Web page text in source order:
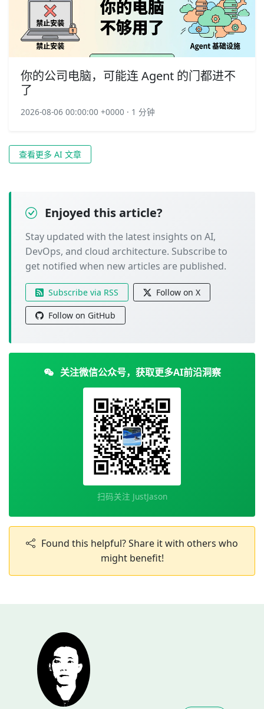
你的公司电脑，可能连 Agent 的门都进不
了
2026-08-06 00:00:00 +0000 · 1 分钟
查看更多 AI 文章
Enjoyed this article?
Stay updated with the latest insights on AI,
DevOps, and cloud architecture. Subscribe to
get notified when new articles are published.
Subscribe via RSS Follow on X
Follow on GitHub
关注微信公众号，获取更多AI前沿洞察
扫码关注 JustJason
Found this helpful? Share it with others who
might benefit!